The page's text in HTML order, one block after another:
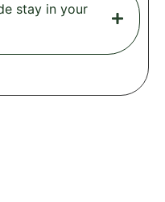
stay in your